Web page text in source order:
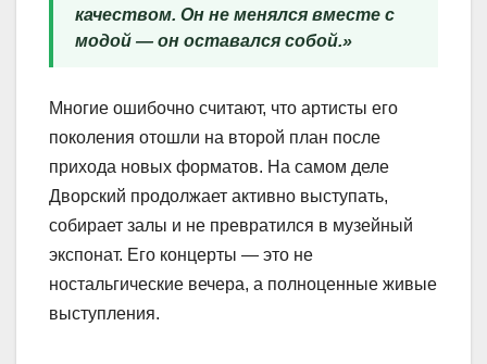
качеством. Он не менялся вместе с
модой — он оставался собой.»
Многие ошибочно считают, что артисты его
поколения отошли на второй план после
прихода новых форматов. На самом деле
Дворский продолжает активно выступать,
собирает залы и не превратился в музейный
экспонат. Его концерты — это не
ностальгические вечера, а полноценные живые
выступления.